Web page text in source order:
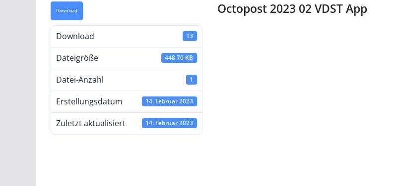
Download
Download 13
Dateigröße 448.70 KB
Datei-Anzahl 1
Erstellungsdatum 14. Februar 2023
Zuletzt aktualisiert 14. Februar 2023
Octopost 2023 02 VDST App